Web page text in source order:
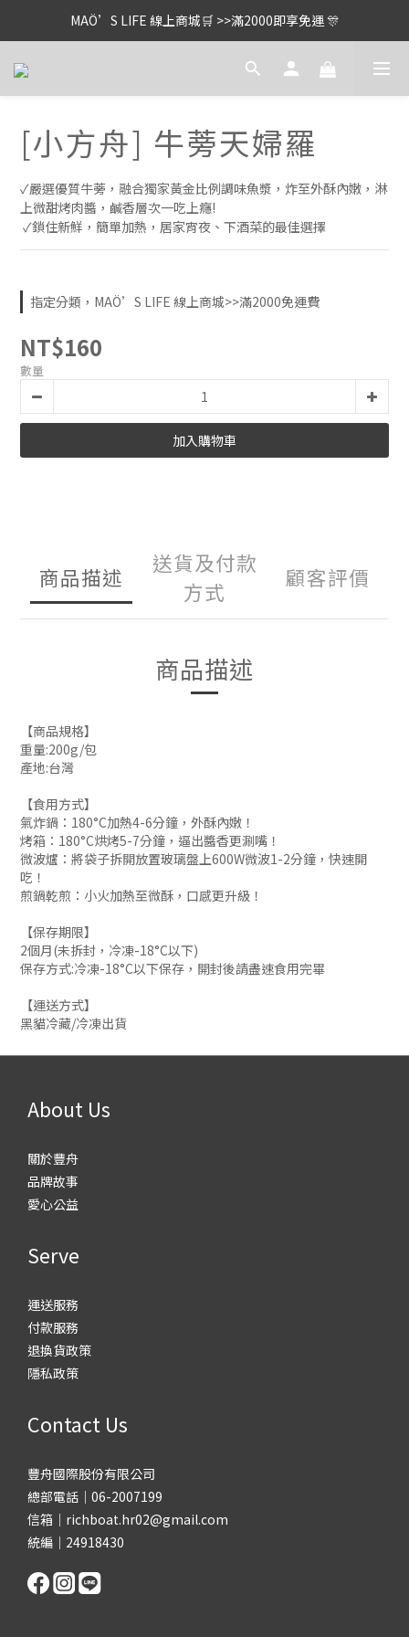
MAÖ’S LIFE 線上商城🛒 >>滿2000即享免運 🎊
[小方舟] 牛蒡天婦羅
✓嚴選優質牛蒡，融合獨家黃金比例調味魚漿，炸至外酥內嫩，淋
上微甜烤肉醬，鹹香層次一吃上癮!
✓鎖住新鮮，簡單加熱，居家宵夜、下酒菜的最佳選擇
指定分類，MAÖ’S LIFE 線上商城>>滿2000免運費
NT$160
數量
加入購物車
商品描述
送貨及付款
方式
顧客評價
商品描述
【商品規格】
重量:200g/包
產地:台灣
【食用方式】
氣炸鍋：180°C加熱4-6分鐘，外酥內嫩！
烤箱：180°C烘烤5-7分鐘，逼出醬香更涮嘴！
微波爐：將袋子拆開放置玻璃盤上600W微波1-2分鐘，快速開
吃！
煎鍋乾煎：小火加熱至微酥，口感更升級！
【保存期限】
2個月(未拆封，冷凍-18°C以下)
保存方式:冷凍-18°C以下保存，開封後請盡速食用完畢
【運送方式】
黑貓冷藏/冷凍出貨
About Us
關於豐舟
品牌故事
愛心公益
Serve
運送服務
付款服務
退換貨政策
隱私政策
Contact Us
豐舟國際股份有限公司
總部電話｜06-2007199
信箱｜richboat.hr02@gmail.com
統編｜24918430